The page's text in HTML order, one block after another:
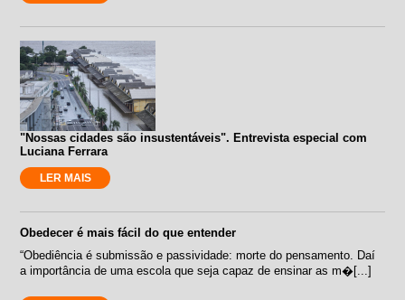
"Nossas cidades são insustentáveis". Entrevista especial com
Luciana Ferrara
LER MAIS
Obedecer é mais fácil do que entender
“Obediência é submissão e passividade: morte do pensamento. Daí
a importância de uma escola que seja capaz de ensinar as m�[...]